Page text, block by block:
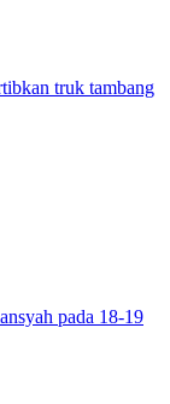
truk tambang
pada 18-19